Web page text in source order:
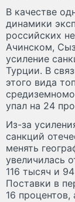
В качестве
динамики
российских
Ачинском,
усиление
Турции. В
этого вида
упал на 24
Из-за
санкций
менять
увеличилась
116 тысяч и
Поставки в
16